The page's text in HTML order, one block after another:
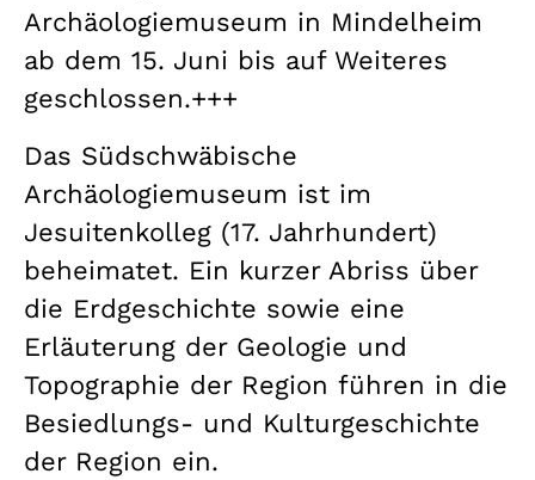
Archäologiemuseum in Mindelheim
ab dem 15. Juni bis auf Weiteres
geschlossen.+++
Das Südschwäbische
Archäologiemuseum ist im
Jesuitenkolleg (17. Jahrhundert)
beheimatet. Ein kurzer Abriss über
die Erdgeschichte sowie eine
Erläuterung der Geologie und
Topographie der Region führen in die
Besiedlungs- und Kulturgeschichte
der Region ein.